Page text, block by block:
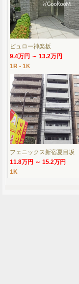
ビュロー神楽坂
9.4万円 ～ 13.2万円
1R - 1K
フェニックス新宿夏目坂
11.8万円 ～ 15.2万円
1K